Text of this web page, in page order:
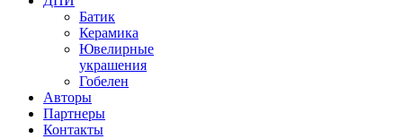
Батик
Керамика
Ювелирные
украшения
Гобелен
Авторы
Партнеры
Контакты